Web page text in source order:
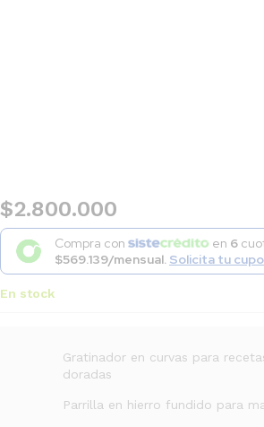
$2.800.000
Compra con en 6
$569.139/mensual. Solicita tu
En stock
Gratinador en curvas para
doradas
Parrilla en hierro fundido para